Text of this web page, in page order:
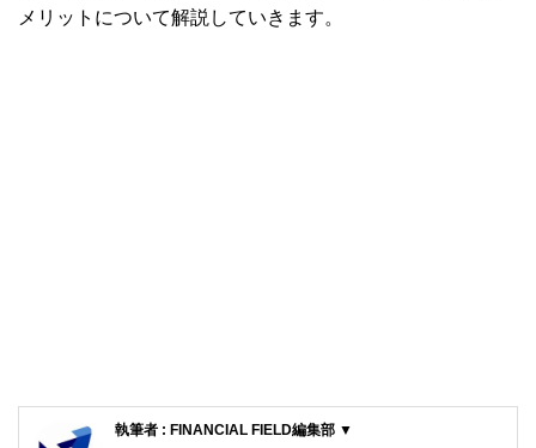
メリットについて解説していきます。
執筆者 : FINANCIAL FIELD編集部 ▼